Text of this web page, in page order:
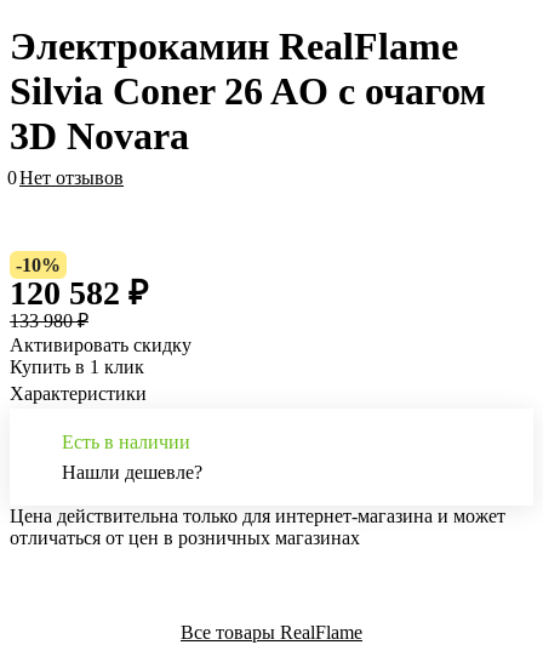
Электрокамин RealFlame
Silvia Coner 26 AO с очагом
3D Novara
0Нет отзывов
-10%
120 582 ₽
133 980 ₽
Активировать скидку
Купить в 1 клик
Характеристики
Есть в наличии
Нашли дешевле?
Цена действительна только для интернет-магазина и может
отличаться от цен в розничных магазинах
Все товары RealFlame